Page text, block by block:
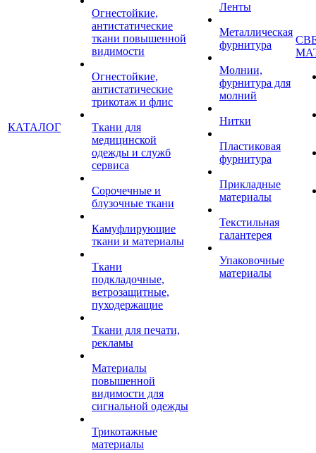
КАТАЛОГ
Огнестойкие,
антистатические
ткани повышенной
видимости
Огнестойкие,
антистатические
трикотаж и флис
Ткани для
медицинской
одежды и служб
сервиса
Сорочечные и
блузочные ткани
Камуфлирующие
ткани и материалы
Ткани
подкладочные,
ветрозащитные,
пуходержащие
Ткани для печати,
рекламы
Материалы
повышенной
видимости для
сигнальной одежды
Трикотажные
материалы
Ленты
Металлическая
фурнитура
Молнии,
фурнитура для
молний
Нитки
Пластиковая
фурнитура
Прикладные
материалы
Текстильная
галантерея
Упаковочные
материалы